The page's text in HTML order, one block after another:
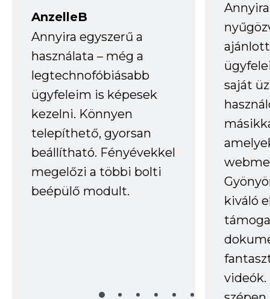
AnzelleB
Annyira egyszerű a
használata – még a
legtechnofóbiásabb
ügyfeleim is képesek
kezelni. Könnyen
telepíthető, gyorsan
beállítható. Fényévekkel
megelőzi a többi bolti
beépülő modult.
saját
kiváló
videók.